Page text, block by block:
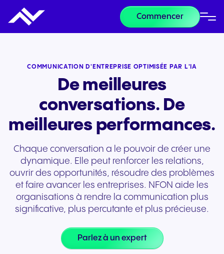
Commencer
COMMUNICATION D'ENTREPRISE OPTIMISÉE PAR L'IA
De meilleures
conversations. De
meilleures performances.
Chaque conversation a le pouvoir de créer une
dynamique. Elle peut renforcer les relations,
ouvrir des opportunités, résoudre des problèmes
et faire avancer les entreprises. NFON aide les
organisations à rendre la communication plus
significative, plus percutante et plus précieuse.
Parlez à un expert